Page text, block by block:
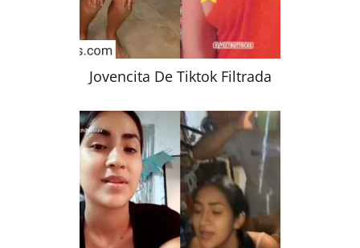
Jovencita De Tiktok Filtrada